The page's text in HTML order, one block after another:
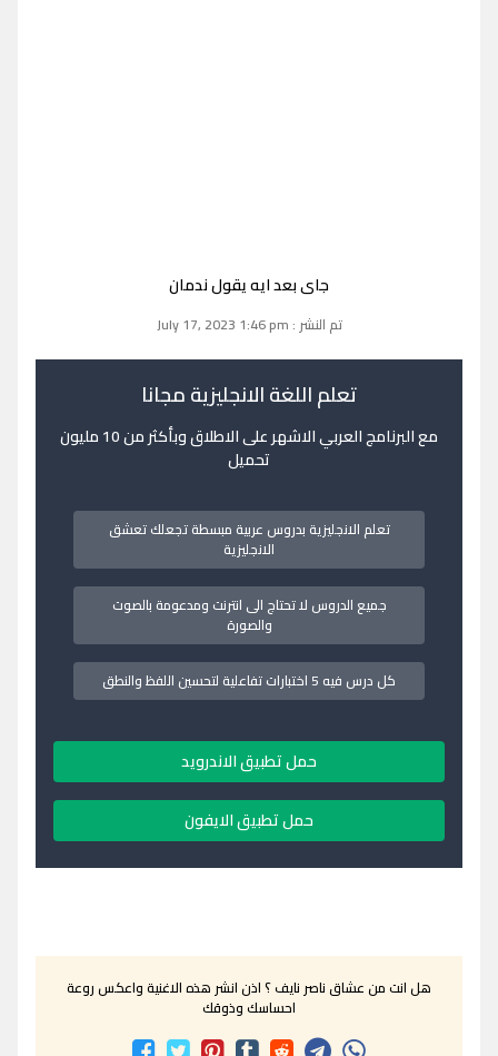
جاى بعد ايه يقول ندمان
تم النشر : July 17, 2023 1:46 pm
تعلم اللغة الانجليزية مجانا
مع البرنامج العربي الاشهر على الاطلاق وبأكثر من 10 مليون
تحميل
تعلم الانجليزية بدروس عربية مبسطة تجعلك تعشق
الانجليزية
جميع الدروس لا تحتاج الى انترنت ومدعومة بالصوت
والصورة
كل درس فيه 5 اختبارات تفاعلية لتحسين اللفظ والنطق
حمل تطبيق الاندرويد
حمل تطبيق الايفون
هل انت من عشاق ناصر نايف ؟ اذن انشر هذه الاغنية واعكس روعة
احساسك وذوقك